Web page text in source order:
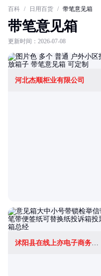
百科 / 日用百货 / 带笔意见箱
带笔意见箱
更新时间：2026-07-08
河北杰顺柜业有限公司
沭阳县在线上亦电子商务有限公司